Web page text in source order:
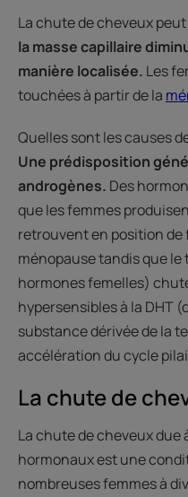
La chute de cheveux
la masse capillaire
manière localisée. Les
touchées à partir de la
Quelles sont les causes
Une prédisposition
androgènes. Des
que les femmes
retrouvent en position de
ménopause tandis que
hormones femelles)
hypersensibles à la DHT
substance dérivée de la
accélération du cycle
La chute de
La chute de cheveux due
hormonaux est une
nombreuses femmes à